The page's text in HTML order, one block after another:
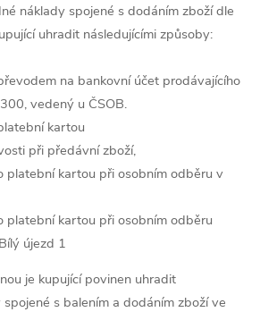
náklady spojené s dodáním zboží dle
uhradit následujícími způsoby:
na bankovní účet prodávajícího
vedený u ČSOB.
kartou
při předávní zboží,
platební kartou při osobním odběru v
platební kartou při osobním odběru
újezd 1
je kupující povinen uhradit
s balením a dodáním zboží ve